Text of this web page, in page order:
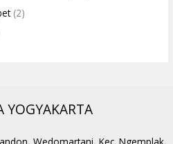
(2)
YOGYAKARTA
Wedomartani, Kec. Ngemplak,